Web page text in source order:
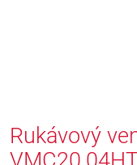
Rukávový